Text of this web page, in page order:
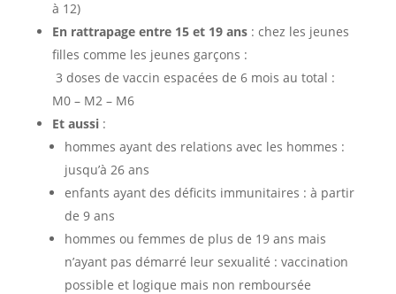
à 12)
En rattrapage entre 15 et 19 ans: chez les jeunes
filles comme les jeunes garçons :
3 doses de vaccin espacées de 6 mois au total :
M0 – M2 – M6
Et aussi:
hommes ayant des relations avec les hommes :
jusqu’à 26 ans
enfants ayant des déficits immunitaires : à partir
de 9 ans
hommes ou femmes de plus de 19 ans mais
n’ayant pas démarré leur sexualité : vaccination
possible et logique mais non remboursée